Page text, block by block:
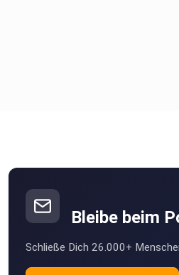
Bleibe beim
Schließe Dich 26.000+